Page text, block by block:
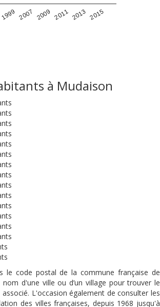
1999 2007 2009 2011 2013 2015
à Mudaison
le code postal de la commune française de
d'une ville ou d’un village pour trouver le
L'occasion également de consulter les
des villes françaises, depuis 1968 jusqu'à